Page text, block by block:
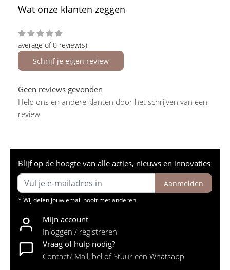
Wat onze klanten zeggen
average of 0 review(s)
Schrijf je eigen review
Geen reviews gevonden
Help ons en andere klanten door het schrijven van een
review
Blijf op de hoogte van alle acties, nieuws en innovaties
Aanmelden
* Wij delen jouw email nooit met anderen
Mijn account
Inloggen / registreren
Vraag of hulp nodig?
Contact? Mail, bel of Stuur een Whatsapp